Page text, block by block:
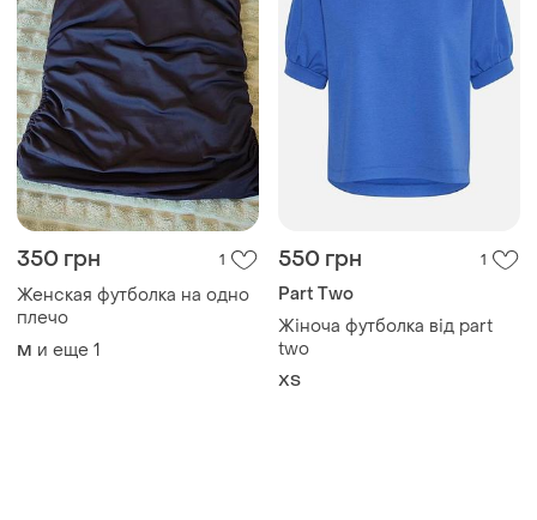
350 грн 1
Женская футболка на одно
плечо
M и еще 1
550 грн 1
Part Two
Жіноча футболка від part
two
ХS